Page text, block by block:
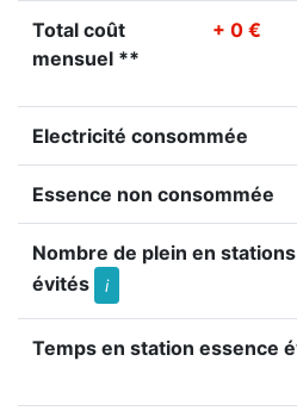
Total coût
mensuel **
+ 0 €
Electricité consommée
Essence non consommée
Nombre de plein en
évités
i
Temps en station essence